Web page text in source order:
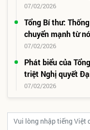
07/02/2026
Tổng Bí thư:
chuyển mạnh từ
07/02/2026
Phát biểu của
triệt Nghị quyết
07/02/2026